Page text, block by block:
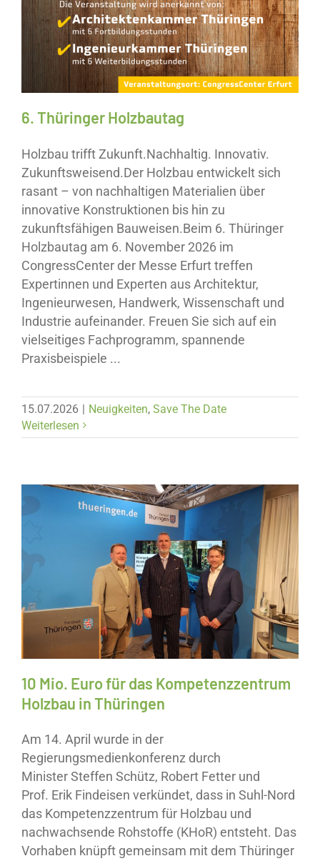
Neuigkeiten Save The Date
6. Thüringer Holzbautag
Holzbau trifft Zukunft.Nachhaltig. Innovativ.
Zukunftsweisend.Der Holzbau entwickelt sich
rasant – von nachhaltigen Materialien über
innovative Konstruktionen bis hin zu
zukunftsfähigen Bauweisen.Beim 6. Thüringer
Holzbautag am 6. November 2026 im
CongressCenter der Messe Erfurt treffen
Expertinnen und Experten aus Architektur,
Ingenieurwesen, Handwerk, Wissenschaft und
Industrie aufeinander. Freuen Sie sich auf ein
vielseitiges Fachprogramm, spannende
Praxisbeispiele ...
15.07.2026 | Neuigkeiten, Save The Date
Weiterlesen
Neuigkeiten
10 Mio. Euro für das Kompetenzzentrum
Holzbau in Thüringen
Am 14. April wurde in der
Regierungsmedienkonferenz durch
Minister Steffen Schütz, Robert Fetter und
Prof. Erik Findeisen verkündet, dass in Suhl-Nord
das Kompetenzzentrum für Holzbau und
nachwachsende Rohstoffe (KHoR) entsteht. Das
Vorhaben knüpft gemeinsam mit dem Thüringer